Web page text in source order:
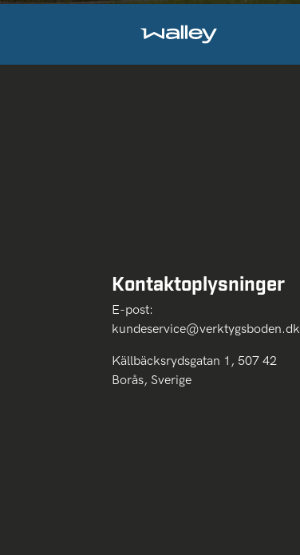
Kontaktoplysninger
E-post:
kundeservice@verktygsboden.dk
Källbäcksrydsgatan 1, 507 42
Borås, Sverige